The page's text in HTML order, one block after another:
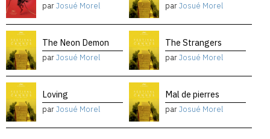
parJosué Morel parJosué Morel
The Neon Demon
parJosué Morel
The Strangers
parJosué Morel
Loving
parJosué Morel
Mal de pierres
parJosué Morel